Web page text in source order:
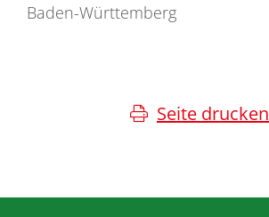
Baden-Württemberg
Seite drucken